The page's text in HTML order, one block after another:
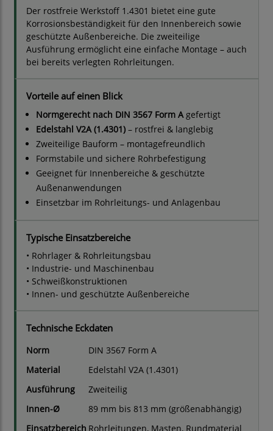
Der rostfreie Werkstoff 1.4301 bietet eine gute
Korrosionsbeständigkeit für den Innenbereich sowie
geschützte Außenbereiche. Die zweiteilige
Ausführung ermöglicht eine einfache Montage – auch
bei bereits verlegten Rohrleitungen.
Vorteile auf einen Blick
Normgerecht nach DIN 3567 Form Agefertigt
Edelstahl V2A (1.4301) – rostfrei & langlebig
Zweiteilige Bauform – montagefreundlich
Formstabile und sichere Rohrbefestigung
Geeignet für Innenbereiche & geschützte
Außenanwendungen
Einsetzbar im Rohrleitungs- und Anlagenbau
Typische Einsatzbereiche
• Rohrlager & Rohrleitungsbau
• Industrie- und Maschinenbau
• Schweißkonstruktionen
• Innen- und geschützte Außenbereiche
Technische Eckdaten
Norm
DIN 3567 Form A
Material
Edelstahl V2A (1.4301)
Ausführung
Zweiteilig
Innen-Ø
89 mm bis 813 mm (größenabhängig)
Einsatzbereich Rohrleitungen, Masten, Rundmaterial